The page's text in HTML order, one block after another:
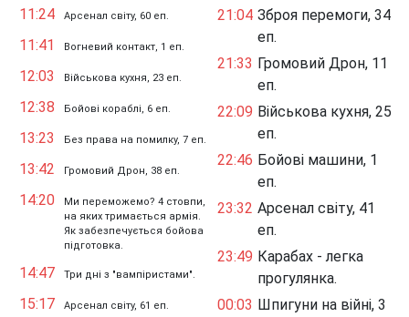
11:24 Арсенал світу, 60 еп.
11:41 Вогневий контакт, 1 еп.
12:03 Військова кухня, 23 еп.
12:38 Бойові кораблі, 6 еп.
13:23 Без права на помилку, 7 еп.
13:42 Громовий Дрон, 38 еп.
14:20
Ми переможемо? 4 стовпи,
на яких тримається армія.
Як забезпечується бойова
підготовка.
14:47 Три дні з "вампіристами".
15:17 Арсенал світу, 61 еп.
21:04 Зброя перемоги, 34
еп.
21:33 Громовий Дрон, 11
еп.
22:09 Військова кухня, 25
еп.
22:46 Бойові машини, 1
еп.
23:32 Арсенал світу, 41
еп.
23:49 Карабах - легка
прогулянка.
00:03 Шпигуни на війні, 3